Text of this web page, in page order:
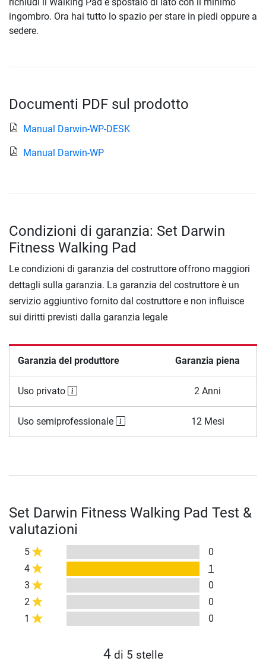
ingombro. Ora hai tutto lo spazio per stare in piedi oppure a
sedere.
Documenti PDF sul prodotto
Manual Darwin-WP-DESK
Manual Darwin-WP
Condizioni di garanzia: Set Darwin
Fitness Walking Pad
Le condizioni di garanzia del costruttore offrono maggiori
dettagli sulla garanzia. La garanzia del costruttore è un
servizio aggiuntivo fornito dal costruttore e non influisce
sui diritti previsti dalla garanzia legale
Garanzia del produttore Garanzia piena
Uso privato 2 Anni
Uso semiprofessionale 12 Mesi
Set Darwin Fitness Walking Pad Test &
valutazioni
5
0
4
1
3
0
2
0
1
0
4di 5 stelle